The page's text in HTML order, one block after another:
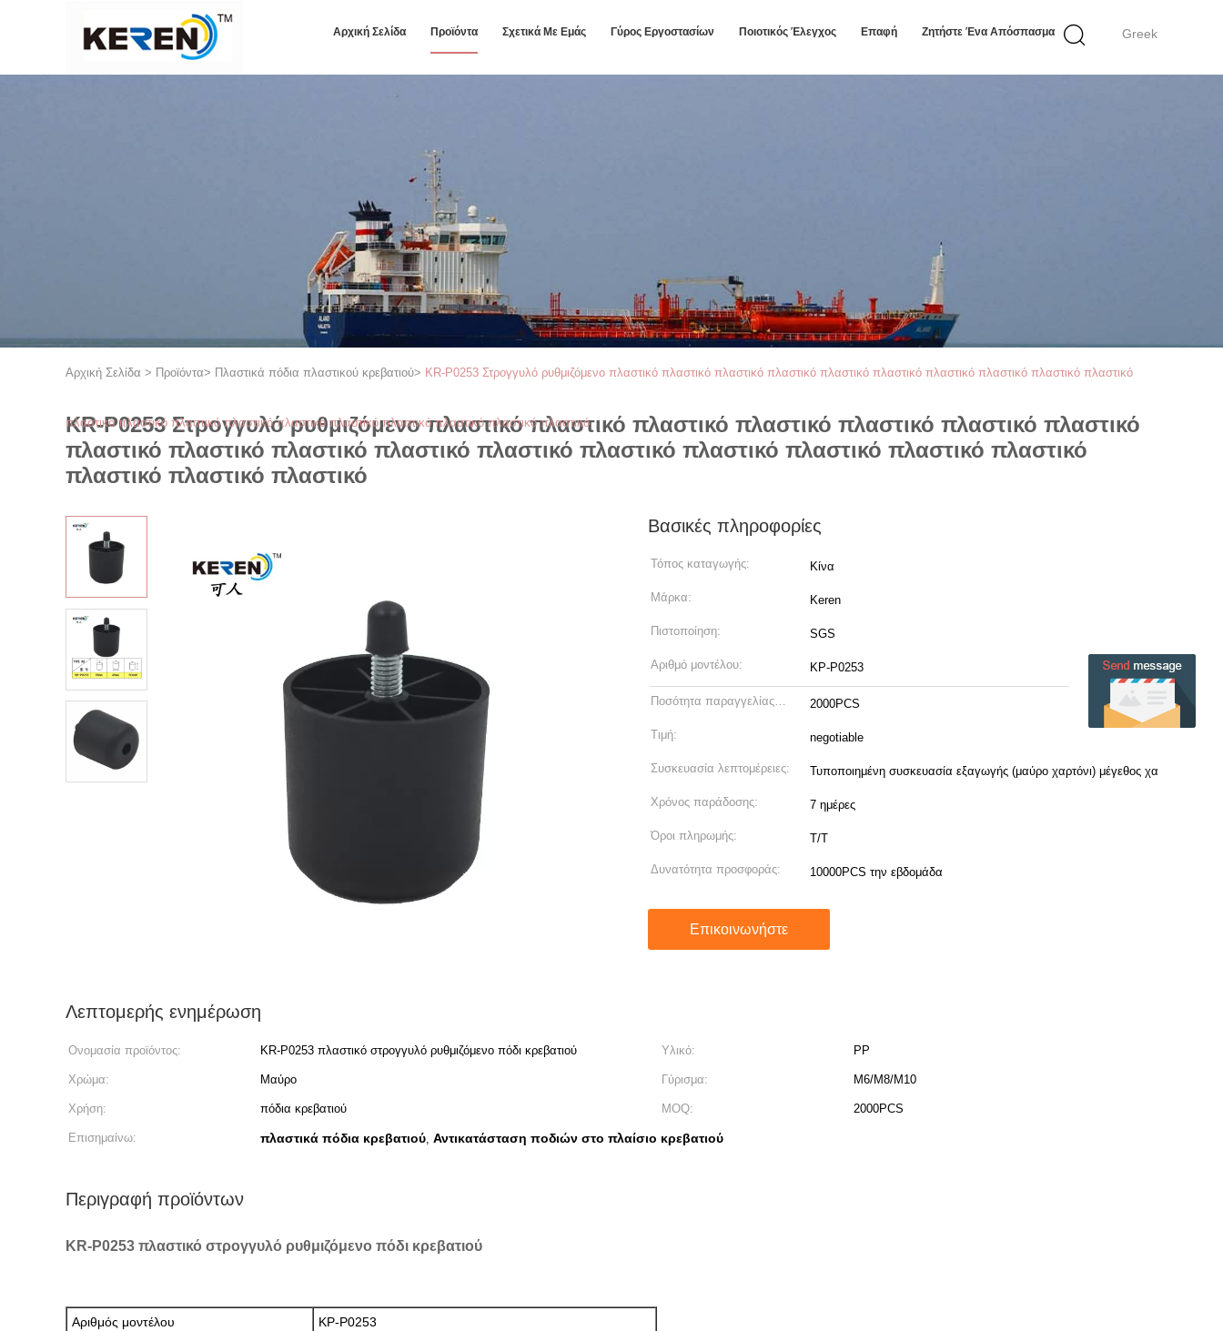
Greek
Αρχική Σελίδα Προϊόντα Σχετικά Με Εμάς Γύρος Εργοστασίων Ποιοτικός Έλεγχος Επαφή Ζητήστε Ένα Απόσπασμα
Αρχική Σελίδα > Προϊόντα> Πλαστικά πόδια πλαστικού κρεβατιού> KR-P0253 Στρογγυλό ρυθμιζόμενο πλαστικό πλαστικό πλαστικό πλαστικό πλαστικό πλαστικό πλαστικό πλαστικό πλαστικό πλαστικό
πλαστικό πλαστικό πλαστικό πλαστικό πλαστικό πλαστικό πλαστικό πλαστικό πλαστικό πλαστικό
KR-P0253 Στρογγυλό ρυθμιζόμενο πλαστικό πλαστικό πλαστικό πλαστικό πλαστικό πλαστικό πλαστικό
πλαστικό πλαστικό πλαστικό πλαστικό πλαστικό πλαστικό πλαστικό πλαστικό πλαστικό πλαστικό
πλαστικό πλαστικό πλαστικό
Βασικές πληροφορίες
Τόπος καταγωγής: Κίνα
Μάρκα: Keren
Πιστοποίηση: SGS
Αριθμό μοντέλου: ΚΡ-P0253
Ποσότητα παραγγελίας
min:
2000PCS
Τιμή: negotiable
Συσκευασία λεπτομέρειες: Τυποποιημένη συσκευασία εξαγωγής (μαύρο χαρτόνι) μέγεθος χαρτόνι:
51*50*50cm qty/ctn:990pcs/carton
Χρόνος παράδοσης: 7 ημέρες
Όροι πληρωμής: Τ/Τ
Δυνατότητα προσφοράς: 10000PCS την εβδομάδα
Επικοινωνήστε
Λεπτομερής ενημέρωση
Ονομασία προϊόντος: KR-P0253 πλαστικό στρογγυλό ρυθμιζόμενο πόδι κρεβατιού Υλικό: PP
Χρώμα: Μαύρο Γύρισμα: M6/M8/M10
Χρήση: πόδια κρεβατιού MOQ: 2000PCS
Επισημαίνω: πλαστικά πόδια κρεβατιού, Αντικατάσταση ποδιών στο πλαίσιο κρεβατιού
Περιγραφή προϊόντων
KR-P0253 πλαστικό στρογγυλό ρυθμιζόμενο πόδι κρεβατιού
Αριθμός μοντέλου ΚΡ-P0253